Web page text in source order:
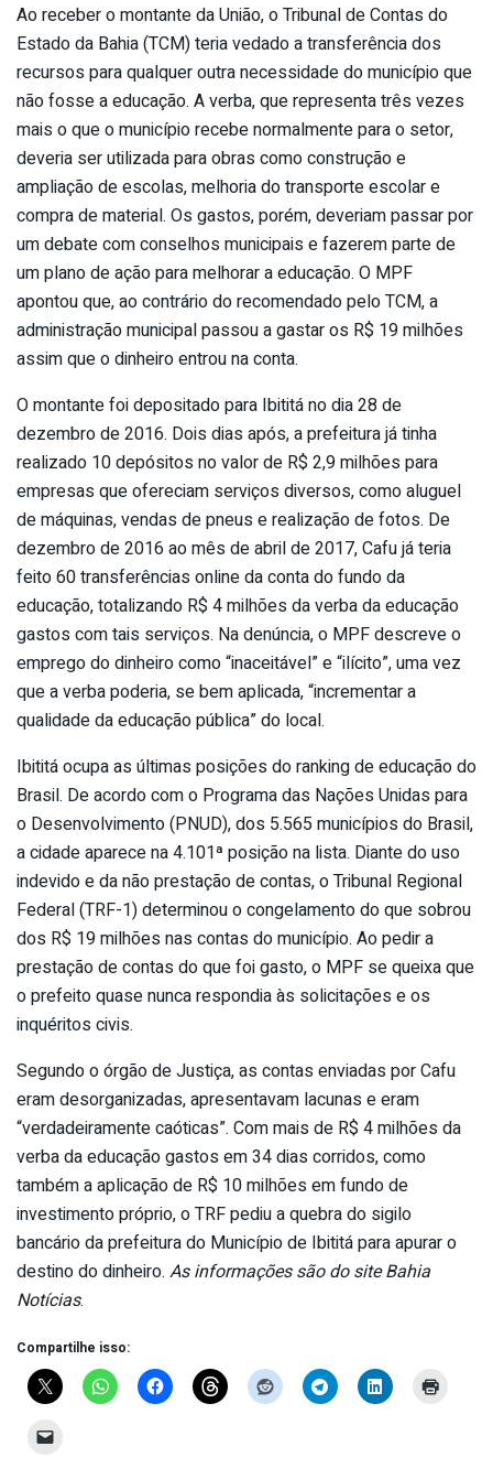
Ao receber o montante da União, o Tribunal de Contas do
Estado da Bahia (TCM) teria vedado a transferência dos
recursos para qualquer outra necessidade do município que
não fosse a educação. A verba, que representa três vezes
mais o que o município recebe normalmente para o setor,
deveria ser utilizada para obras como construção e
ampliação de escolas, melhoria do transporte escolar e
compra de material. Os gastos, porém, deveriam passar por
um debate com conselhos municipais e fazerem parte de
um plano de ação para melhorar a educação. O MPF
apontou que, ao contrário do recomendado pelo TCM, a
administração municipal passou a gastar os R$ 19 milhões
assim que o dinheiro entrou na conta.
O montante foi depositado para Ibititá no dia 28 de
dezembro de 2016. Dois dias após, a prefeitura já tinha
realizado 10 depósitos no valor de R$ 2,9 milhões para
empresas que ofereciam serviços diversos, como aluguel
de máquinas, vendas de pneus e realização de fotos. De
dezembro de 2016 ao mês de abril de 2017, Cafu já teria
feito 60 transferências online da conta do fundo da
educação, totalizando R$ 4 milhões da verba da educação
gastos com tais serviços. Na denúncia, o MPF descreve o
emprego do dinheiro como “inaceitável” e “ilícito”, uma vez
que a verba poderia, se bem aplicada, “incrementar a
qualidade da educação pública” do local.
Ibititá ocupa as últimas posições do ranking de educação do
Brasil. De acordo com o Programa das Nações Unidas para
o Desenvolvimento (PNUD), dos 5.565 municípios do Brasil,
a cidade aparece na 4.101ª posição na lista. Diante do uso
indevido e da não prestação de contas, o Tribunal Regional
Federal (TRF-1) determinou o congelamento do que sobrou
dos R$ 19 milhões nas contas do município. Ao pedir a
prestação de contas do que foi gasto, o MPF se queixa que
o prefeito quase nunca respondia às solicitações e os
inquéritos civis.
Segundo o órgão de Justiça, as contas enviadas por Cafu
eram desorganizadas, apresentavam lacunas e eram
“verdadeiramente caóticas”. Com mais de R$ 4 milhões da
verba da educação gastos em 34 dias corridos, como
também a aplicação de R$ 10 milhões em fundo de
investimento próprio, o TRF pediu a quebra do sigilo
bancário da prefeitura do Município de Ibititá para apurar o
destino do dinheiro. As informações são do site Bahia
Notícias.
Compartilhe isso: